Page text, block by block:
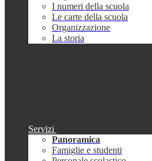
I numeri della scuola
Le carte della scuola
Organizzazione
La storia
Servizi
Panoramica
Famiglie e studenti